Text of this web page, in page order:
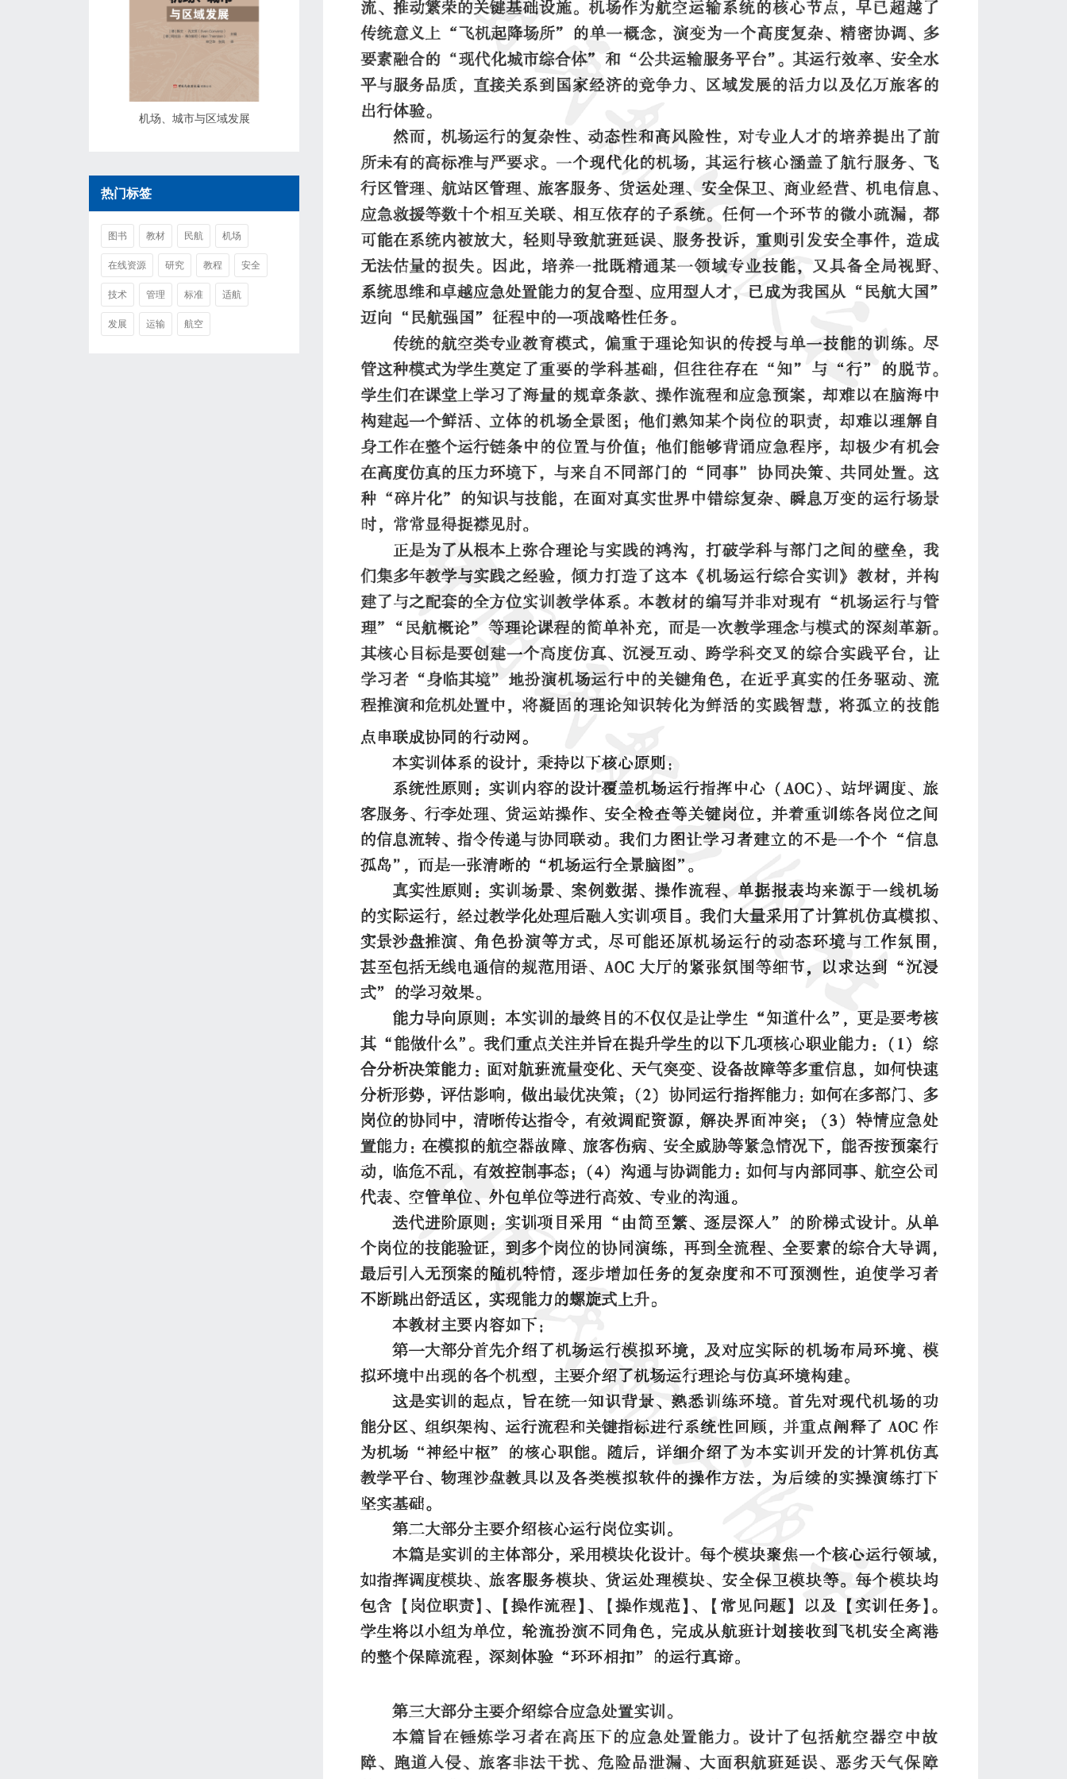
机场、城市与区域发展
热门标签
图书 教材 民航 机场
在线资源 研究 教程 安全
技术 管理 标准 适航
发展 运输 航空